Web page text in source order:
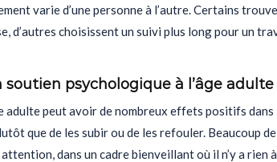
varie d’une personne à l’autre. Certains
d’autres choisissent un suivi plus long pour un
soutien psychologique à l’âge adulte
adulte peut avoir de nombreux effets positifs
que de les subir ou de les refouler. Beaucoup
dans un cadre bienveillant où il n’y a rien